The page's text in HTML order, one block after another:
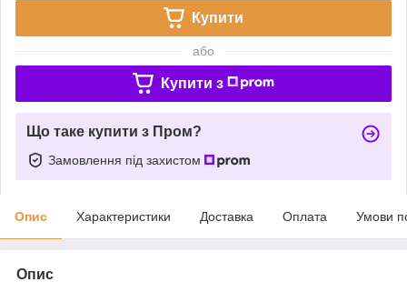
Купити
або
Купити з
Що таке купити з Пром?
Замовлення під захистом
Опис Характеристики Доставка Оплата Умови
Опис